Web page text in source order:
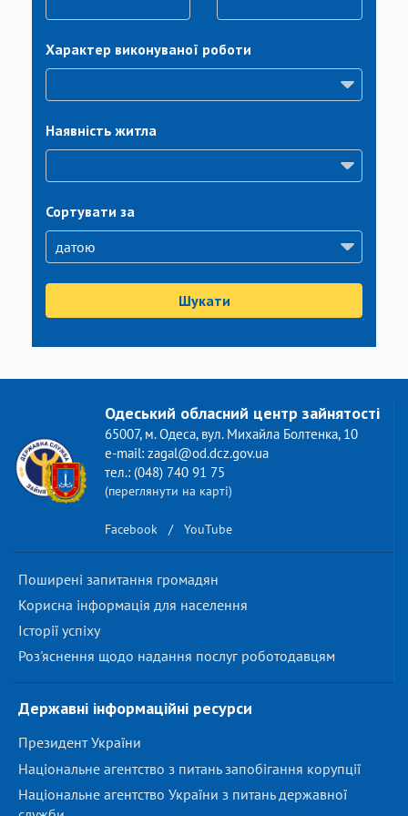
Характер виконуваної роботи
Наявність житла
Сортувати за
Шукати
Одеський обласний центр зайнятості
65007, м. Одеса, вул. Михайла Болтенка, 10
e-mail: zagal@od.dcz.gov.ua
тел.: (048) 740 91 75
(переглянути на карті)
Facebook / YouTube
Поширені запитання громадян
Корисна інформація для населення
Історії успіху
Роз'яснення щодо надання послуг роботодавцям
Державні інформаційні ресурси
Президент України
Національне агентство з питань запобігання корупції
Національне агентство України з питань державної